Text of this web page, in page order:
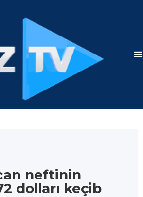
neftinin
dolları keçib